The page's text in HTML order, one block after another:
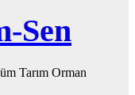
Sen
Tarım Orman